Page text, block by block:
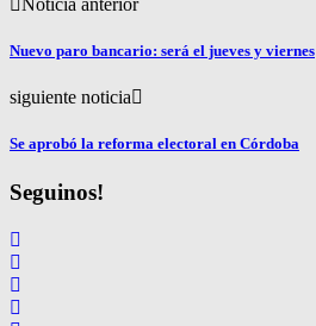
Nuevo paro bancario: será el jueves y viernes
siguiente noticia
Se aprobó la reforma electoral en Córdoba
Seguinos!